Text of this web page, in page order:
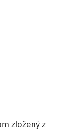
zložený z